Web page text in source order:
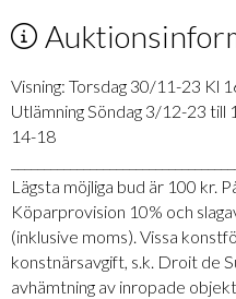
Visning: Torsdag 30/11-23 Kl
Utlämning Söndag 3/12-23
14-18
Lägsta möjliga bud är 100 kr.
Köparprovision 10% och
(inklusive moms). Vissa
konstnärsavgift, s.k. Droit de
avhämtning av inropade